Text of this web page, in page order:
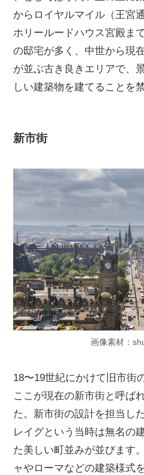
からロイヤルマイル（王宮
ホリールードハウス宮殿ま
の邸宅が多く、中世から現
が並ぶ古き良きエリアで、
しい建築物を建てることを
新市街
画像素材：
18〜19世紀にかけて旧市街
ここが現在の新市街と呼ば
た。新市街の設計を担当し
レイグという当時は無名の
た美しい町並みが並びます
ャやローマなどの建築様式